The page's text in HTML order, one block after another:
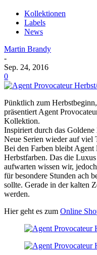
Kollektionen
Labels
News
Martin Brandy
-
Sep. 24, 2016
0
Pünktlich zum
präsentiert Agent
Kollektion.
Inspiriert durch das
Neue Serien wieder auf viel
Bei den Farben bleibt Agent
Herbstfarben. Das die
aufwarten wissen wir,
für besondere Stunden ach
sollte. Gerade in der kalten
werden.
Hier geht es zum Online